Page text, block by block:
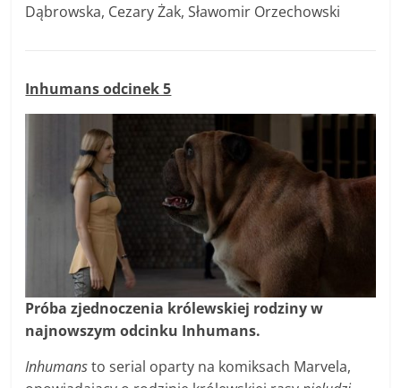
Dąbrowska, Cezary Żak, Sławomir Orzechowski
Inhumans odcinek 5
Próba zjednoczenia królewskiej rodziny w
najnowszym odcinku Inhumans.
Inhumansto serial oparty na komiksach Marvela,